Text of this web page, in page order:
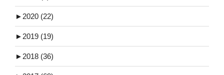
► 2020 (22)
► 2019 (19)
► 2018 (36)